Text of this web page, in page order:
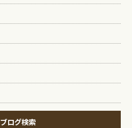
ブログ検索